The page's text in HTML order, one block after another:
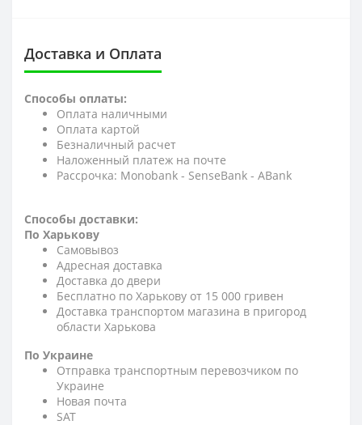
Доставка и Оплата
Способы оплаты:
Оплата наличными
Оплата картой
Безналичный расчет
Наложенный платеж на почте
Рассрочка: Monobank - SenseBank - АBank
Способы доставки:
По Харькову
Самовывоз
Адресная доставка
Доставка до двери
Бесплатно по Харькову от 15 000 гривен
Доставка транспортом магазина в пригород
области Харькова
По Украине
Отправка транспортным перевозчиком по
Украине
Новая почта
SAT